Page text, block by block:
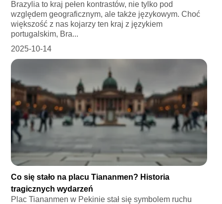
Brazylia to kraj pełen kontrastów, nie tylko pod
względem geograficznym, ale także językowym. Choć
większość z nas kojarzy ten kraj z językiem
portugalskim, Bra...
2025-10-14
Co się stało na placu Tiananmen? Historia
tragicznych wydarzeń
Plac Tiananmen w Pekinie stał się symbolem ruchu